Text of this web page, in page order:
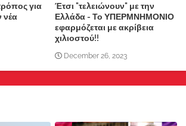
για
νέα
Έτσι "τελειώνουν" με την
Ελλάδα - Το ΥΠΕΡΜΝΗΜΟΝΙΟ
εφαρμόζεται με ακρίβεια
χιλιοστού!!
December 26, 2023